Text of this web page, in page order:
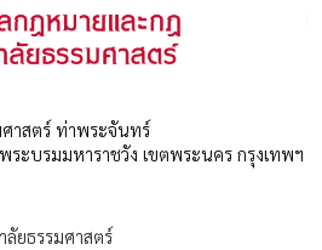
าสตร์ ท่าพระจันทร์
ะบรมมหาราชวัง เขตพระนคร กรุงเทพฯ
ยธรรมศาสตร์